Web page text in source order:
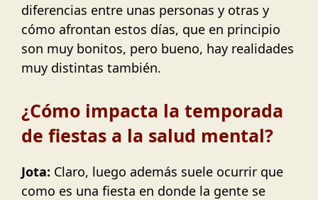
diferencias entre unas personas y otras y
cómo afrontan estos días, que en principio
son muy bonitos, pero bueno, hay realidades
muy distintas también.
¿Cómo impacta la temporada
de fiestas a la salud mental?
Jota: Claro, luego además suele ocurrir que
como es una fiesta en donde la gente se